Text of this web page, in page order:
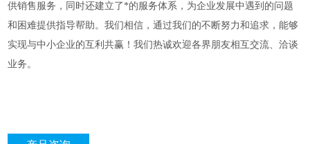
供销售服务，同时还建立了*的服务体系，为企业发展中遇到的问题
和困难提供指导帮助。我们相信，通过我们的不断努力和追求，能够
实现与中小企业的互利共赢！我们热诚欢迎各界朋友相互交流、洽谈
业务。